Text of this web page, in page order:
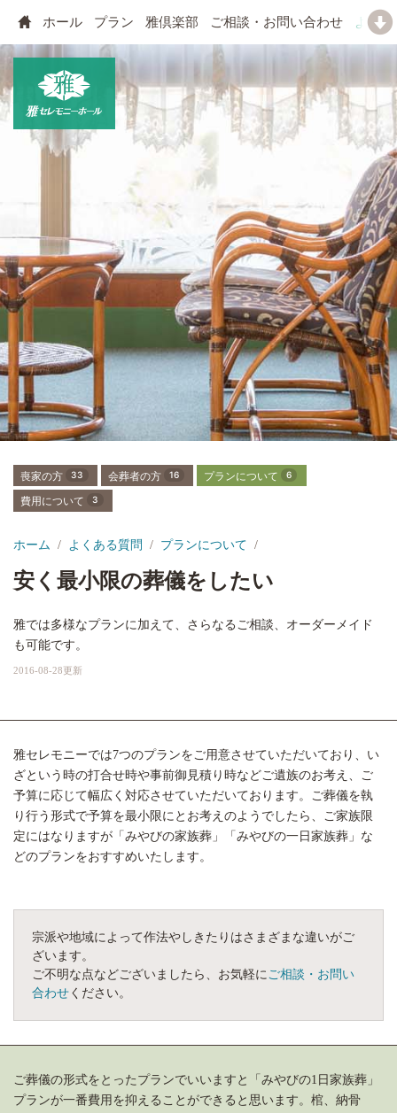
ホール プラン 雅倶楽部 ご相談・お問い合わせ よく
喪家の方 33 会葬者の方 16 プランについて 6
費用について 3
ホーム よくある質問 プランについて
安く最小限の葬儀をしたい
雅では多様なプランに加えて、さらなるご相談、オーダーメイド
も可能です。
2016-08-28更新
雅セレモニーでは7つのプランをご用意させていただいており、い
ざという時の打合せ時や事前御見積り時などご遺族のお考え、ご
予算に応じて幅広く対応させていただいております。ご葬儀を執
り行う形式で予算を最小限にとお考えのようでしたら、ご家族限
定にはなりますが「みやびの家族葬」「みやびの一日家族葬」な
どのプランをおすすめいたします。
宗派や地域によって作法やしきたりはさまざまな違いがご
ざいます。
ご不明な点などございましたら、お気軽に ご相談・お問い
合わせ ください。
ご葬儀の形式をとったプランでいいますと「みやびの1日家族葬」
プランが一番費用を抑えることができると思います。棺、納骨